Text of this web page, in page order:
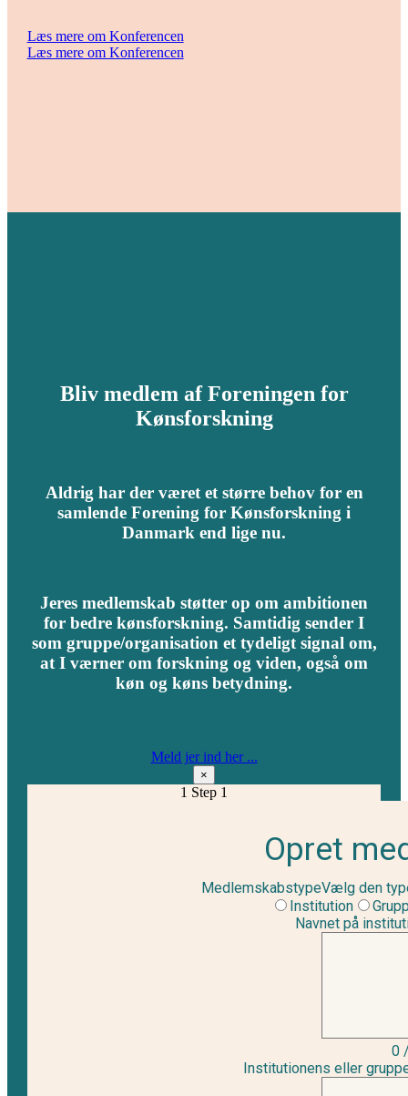
Læs mere om Konferencen
Læs mere om Konferencen
Bliv medlem af Foreningen for
Kønsforskning
Aldrig har der været et større behov for en
samlende Forening for Kønsforskning i
Danmark end lige nu.
Jeres medlemskab støtter op om ambitionen
for bedre kønsforskning. Samtidig sender I
som gruppe/organisation et tydeligt signal om,
at I værner om forskning og viden, også om
køn og køns betydning.
Meld jer ind her ...
×
1 Step 1
Opret
MedlemskabstypeVælg den
Institution
Navnet på
0
Institutionens eller